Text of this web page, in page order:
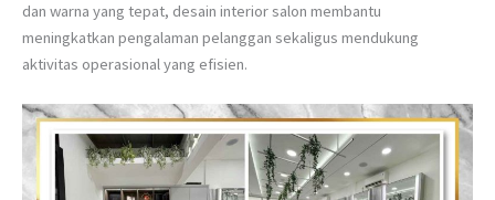
dan warna yang tepat, desain interior salon membantu
meningkatkan pengalaman pelanggan sekaligus mendukung
aktivitas operasional yang efisien.